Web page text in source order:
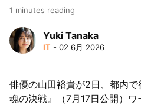
1 minutes reading
Yuki Tanaka
IT - 02 6月 2026
俳優の山田裕貴が2日、都内
魂の決戦』（7月17日公開）